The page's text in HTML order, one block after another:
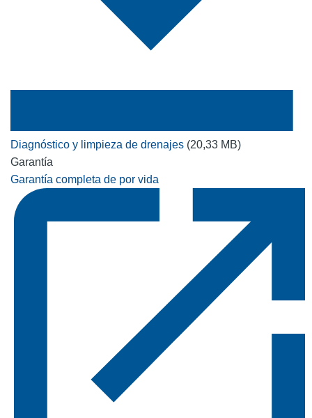
Diagnóstico y limpieza de drenajes (20,33 MB)
Garantía
Garantía completa de por vida